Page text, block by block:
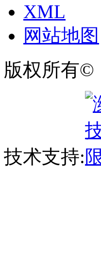
XML
网站地图
版权所有©
技术支持: